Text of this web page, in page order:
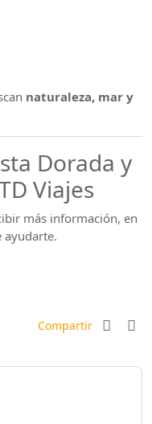
naturaleza, mar y
Dorada y
Viajes
más información, en
ayudarte.
Compartir